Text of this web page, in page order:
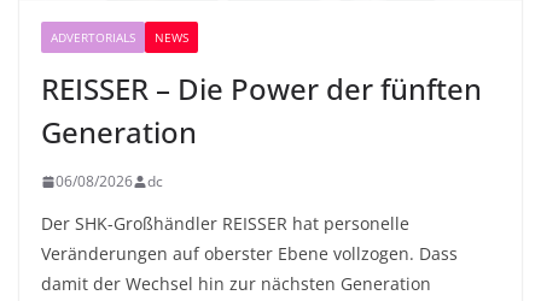
ADVERTORIALS NEWS
REISSER – Die Power der fünften
Generation
06/08/2026 dc
Der SHK-Großhändler REISSER hat personelle
Veränderungen auf oberster Ebene vollzogen. Dass
damit der Wechsel hin zur nächsten Generation